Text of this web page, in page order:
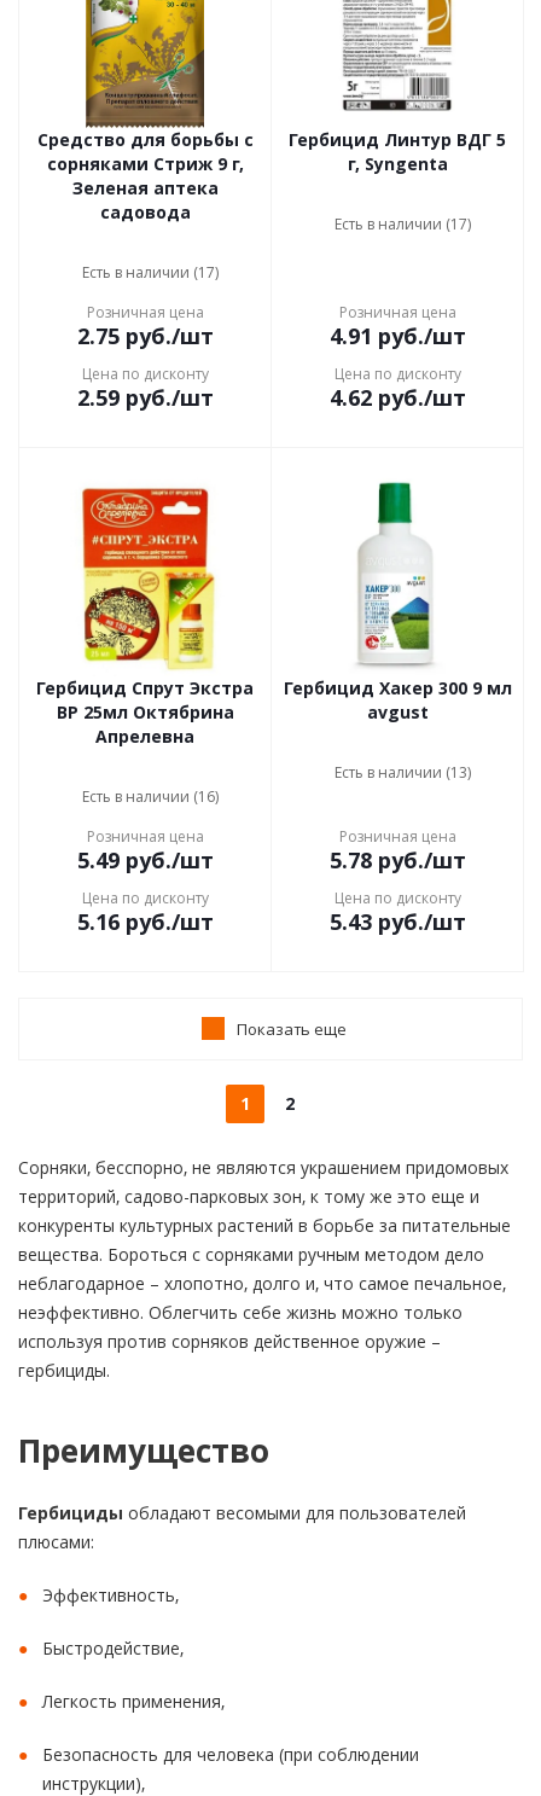
Средство для борьбы с
сорняками Стриж 9 г,
Зеленая аптека
садовода
Есть в наличии (17)
Розничная цена
2.75руб./шт
Цена по дисконту
2.59руб./шт
Гербицид Линтур ВДГ 5
г, Syngenta
Есть в наличии (17)
Розничная цена
4.91 руб./шт
Цена по дисконту
4.62руб./шт
Гербицид Спрут Экстра
ВР 25мл Октябрина
Апрелевна
Есть в наличии (16)
Розничная цена
5.49руб./шт
Цена по дисконту
5.16руб./шт
Гербицид Хакер 300 9 мл
avgust
Есть в наличии (13)
Розничная цена
5.78руб./шт
Цена по дисконту
5.43руб./шт
Показать еще
1 2
Сорняки, бесспорно, не являются украшением придомовых
территорий, садово-парковых зон, к тому же это еще и
конкуренты культурных растений в борьбе за питательные
вещества. Бороться с сорняками ручным методом дело
неблагодарное – хлопотно, долго и, что самое печальное,
неэффективно. Облегчить себе жизнь можно только
используя против сорняков действенное оружие –
гербициды.
Преимущество
Гербициды обладают весомыми для пользователей
плюсами:
Эффективность,
Быстродействие,
Легкость применения,
Безопасность для человека (при соблюдении
инструкции),